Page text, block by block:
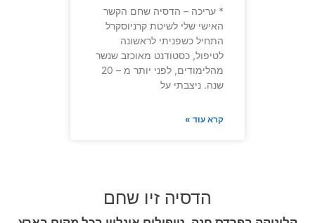
* עריכה – הדסיה שחם הקשר
האישי שלי לשיטת קרניוסקרל
התחיל כשפניתי לראשונה
לטיפול, כסטודנט מאוכזב שנשר
מהלימודים, לפני יותר מ – 20
שנה. ניצבתי על
קרא עוד »
הדסיה זיו שחם